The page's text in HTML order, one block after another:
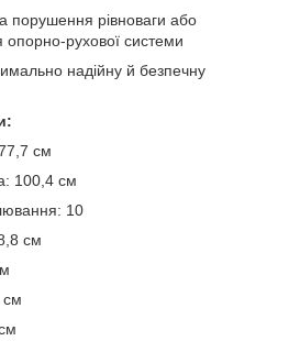
порушення рівноваги або
опорно-рухової системи
надійну й безпечну
см
100,4 см
10
см
см